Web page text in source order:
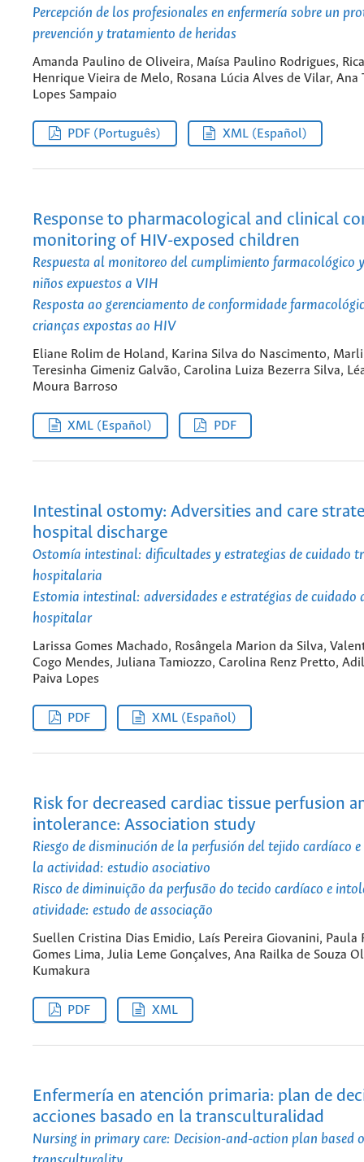
Percepción de los profesionales en enfermería sobre un
prevención y tratamiento de heridas
Amanda Paulino de Oliveira, Maísa Paulino Rodrigues,
Henrique Vieira de Melo, Rosana Lúcia Alves de Vilar, Ana
Lopes Sampaio
PDF (Português) XML (Español)
Response to pharmacological and clinical
monitoring of HIV-exposed children
Respuesta al monitoreo del cumplimiento farmacológico
niños expuestos a VIH
Resposta ao gerenciamento de conformidade
crianças expostas ao HIV
Eliane Rolim de Holand, Karina Silva do Nascimento, Marli
Teresinha Gimeniz Galvão, Carolina Luiza Bezerra Silva,
Moura Barroso
XML (Español) PDF
Intestinal ostomy: Adversities and care
hospital discharge
Ostomía intestinal: dificultades y estrategias de cuidado
hospitalaria
Estomia intestinal: adversidades e estratégias de cuidado
hospitalar
Larissa Gomes Machado, Rosângela Marion da Silva,
Cogo Mendes, Juliana Tamiozzo, Carolina Renz Pretto,
Paiva Lopes
PDF XML (Español)
Risk for decreased cardiac tissue perfusion
intolerance: Association study
Riesgo de disminución de la perfusión del tejido cardíaco
la actividad: estudio asociativo
Risco de diminuição da perfusão do tecido cardíaco e
atividade: estudo de associação
Suellen Cristina Dias Emidio, Laís Pereira Giovanini, Paula
Gomes Lima, Julia Leme Gonçalves, Ana Railka de Souza
Kumakura
PDF XML
Enfermería en atención primaria: plan de
acciones basado en la transculturalidad
Nursing in primary care: Decision-and-action plan based